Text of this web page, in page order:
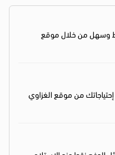
وسهل من خلال موقع
من موقع الغزاوي